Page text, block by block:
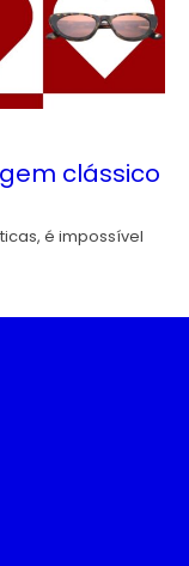
clássico
é impossível